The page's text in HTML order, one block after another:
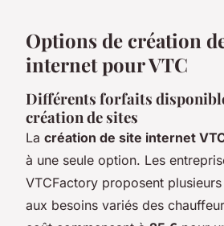
Options de création
internet pour VTC
Différents forfaits
création de sites
La création de site internet
à une seule option. Les
VTCFactory proposent
aux besoins variés des